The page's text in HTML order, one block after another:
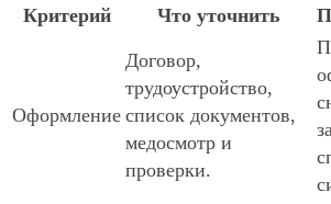
Критерий Что уточнить
Оформление
Договор,
трудоустройство,
список документов,
медосмотр и
проверки.